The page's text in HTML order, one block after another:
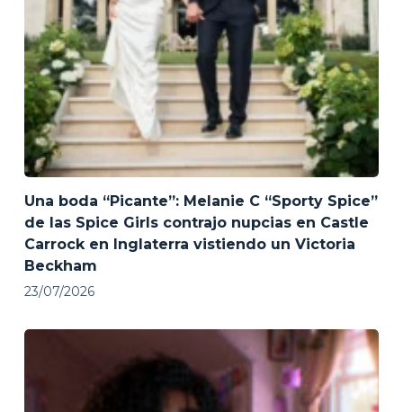
Una boda “Picante”: Melanie C “Sporty Spice”
de las Spice Girls contrajo nupcias en Castle
Carrock en Inglaterra vistiendo un Victoria
Beckham
23/07/2026